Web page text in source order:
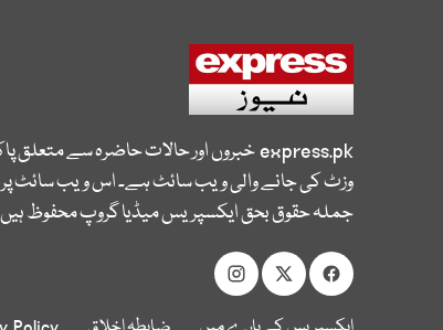
express.pkخبروں اور حالات حاضرہ سے متعلق
وزٹ کی جانے والی ویب سائٹ ہے۔ اس ویب سائٹ پر
جملہ حقوق بحق ایکسپریس میڈیا گروپ محفوظ